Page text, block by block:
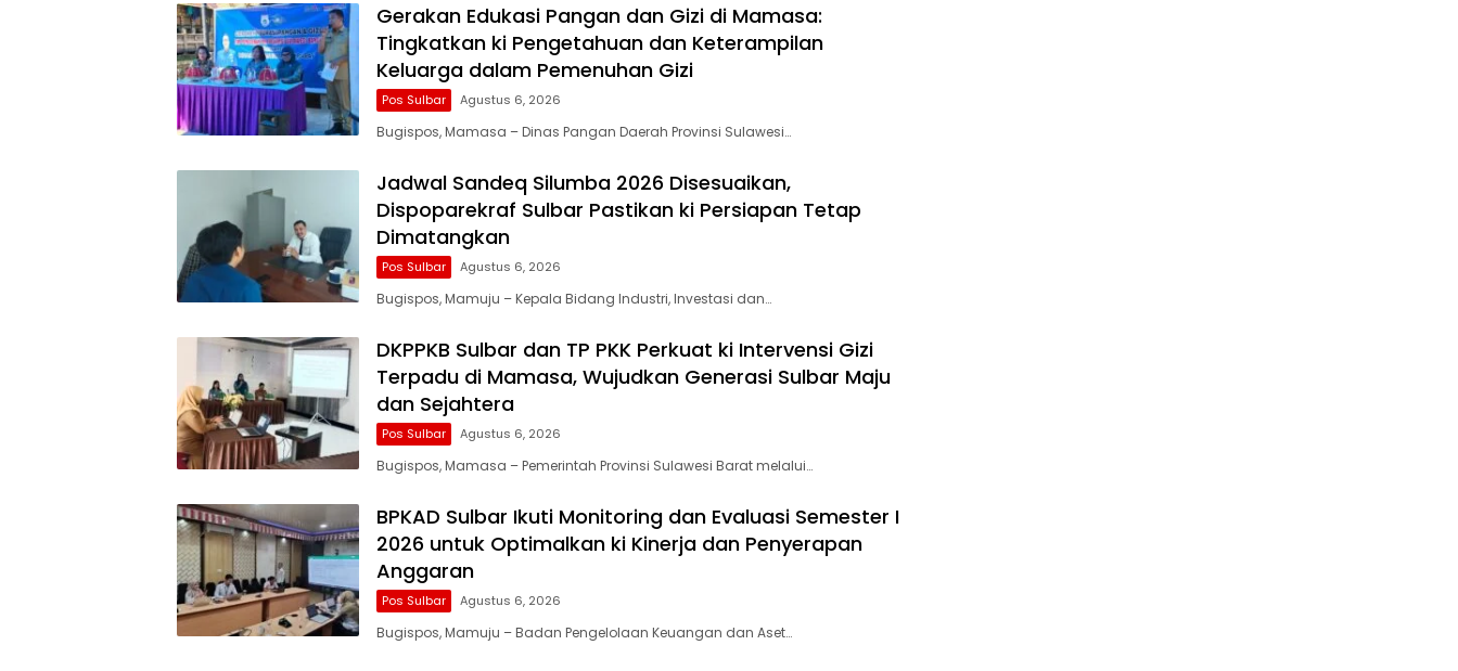
Gerakan Edukasi Pangan dan Gizi di Mamasa:
Tingkatkan ki Pengetahuan dan Keterampilan
Keluarga dalam Pemenuhan Gizi
Pos Sulbar Agustus 6, 2026
Bugispos, Mamasa – Dinas Pangan Daerah Provinsi Sulawesi…
Jadwal Sandeq Silumba 2026 Disesuaikan,
Dispoparekraf Sulbar Pastikan ki Persiapan Tetap
Dimatangkan
Pos Sulbar Agustus 6, 2026
Bugispos, Mamuju – Kepala Bidang Industri, Investasi dan…
DKPPKB Sulbar dan TP PKK Perkuat ki Intervensi Gizi
Terpadu di Mamasa, Wujudkan Generasi Sulbar Maju
dan Sejahtera
Pos Sulbar Agustus 6, 2026
Bugispos, Mamasa – Pemerintah Provinsi Sulawesi Barat melalui…
BPKAD Sulbar Ikuti Monitoring dan Evaluasi Semester I
2026 untuk Optimalkan ki Kinerja dan Penyerapan
Anggaran
Pos Sulbar Agustus 6, 2026
Bugispos, Mamuju – Badan Pengelolaan Keuangan dan Aset…